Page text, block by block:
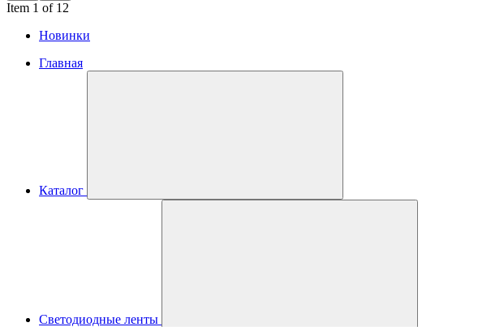
Item 1 of 12
Новинки
Главная
Каталог
Светодиодные ленты